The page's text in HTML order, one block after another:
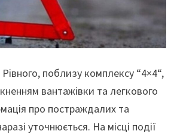
Рівного, поблизу комплексу “4×4“,
вантажівки та легкового
про постраждалих та
уточнюється. На місці події